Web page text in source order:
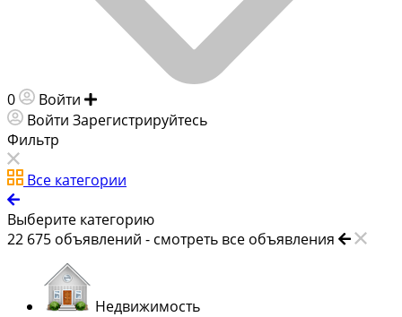
0 Войти
Войти Зарегистрируйтесь
Фильтр
Все категории
Выберите категорию
22 675 объявлений - смотреть все объявления
Недвижимость